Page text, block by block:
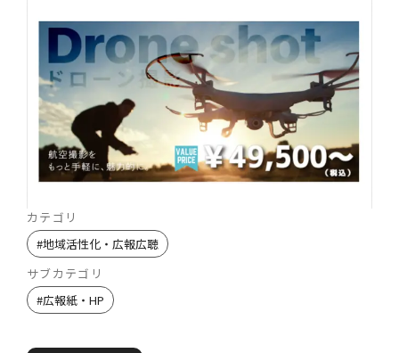
カテゴリ
#地域活性化・広報広聴
サブカテゴリ
#広報紙・HP